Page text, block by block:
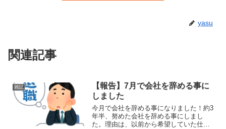
yasu
関連記事
雑記
【報告】7月で会社を辞める事に
しました
今月で会社を辞める事になりました！約3
年半、努めた会社を辞める事にしまし
た。理由は、以前から希望していた仕事